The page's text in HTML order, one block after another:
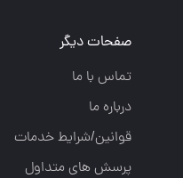
صفحات دیگر
تماس با ما
درباره ما
قوانین/شرایط خدمات
پرسش های متداول